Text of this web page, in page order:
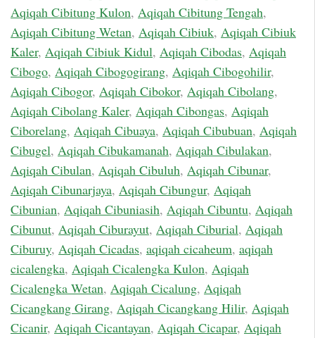
Aqiqah Cibitung Kulon, Aqiqah Cibitung Tengah,
Aqiqah Cibitung Wetan, Aqiqah Cibiuk, Aqiqah Cibiuk
Kaler, Aqiqah Cibiuk Kidul, Aqiqah Cibodas, Aqiqah
Cibogo, Aqiqah Cibogogirang, Aqiqah Cibogohilir,
Aqiqah Cibogor, Aqiqah Cibokor, Aqiqah Cibolang,
Aqiqah Cibolang Kaler, Aqiqah Cibongas, Aqiqah
Ciborelang, Aqiqah Cibuaya, Aqiqah Cibubuan, Aqiqah
Cibugel, Aqiqah Cibukamanah, Aqiqah Cibulakan,
Aqiqah Cibulan, Aqiqah Cibuluh, Aqiqah Cibunar,
Aqiqah Cibunarjaya, Aqiqah Cibungur, Aqiqah
Cibunian, Aqiqah Cibuniasih, Aqiqah Cibuntu, Aqiqah
Cibunut, Aqiqah Ciburayut, Aqiqah Ciburial, Aqiqah
Ciburuy, Aqiqah Cicadas, aqiqah cicaheum, aqiqah
cicalengka, Aqiqah Cicalengka Kulon, Aqiqah
Cicalengka Wetan, Aqiqah Cicalung, Aqiqah
Cicangkang Girang, Aqiqah Cicangkang Hilir, Aqiqah
Cicanir, Aqiqah Cicantayan, Aqiqah Cicapar, Aqiqah